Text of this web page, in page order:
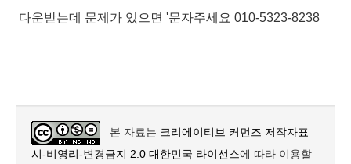
다운받는데 문제가 있으면 '문자주세요 010-5323-8238
본 자료는 크리에이티브 커먼즈 저작자표
시-비영리-변경금지 2.0 대한민국 라이선스에 따라 이용할